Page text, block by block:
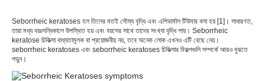
Seborrheic keratoses হল তিলের মতই সৌম্য বৃদ্ধি এবং এপিডার্মাল টিউমার বলা হয় [1]। সাধারণত,
তারা মধ্য বয়ঃসন্ধিকালে উপস্থিত হয় এবং বয়সের সাথে তাদের সংখ্যা বৃদ্ধি পায়। Seborrheic
keratose চিকিত্সা বাধ্যতামূলক বা প্রয়োজনীয় নয়, তবে অনেক লোক এখনও এটি বেছে নেয়।
seborrheic keratoses এবং seborrheic keratoses চিকিত্সার বিকল্পগুলি সম্পর্কে আরও বুঝতে
পড়ুন।